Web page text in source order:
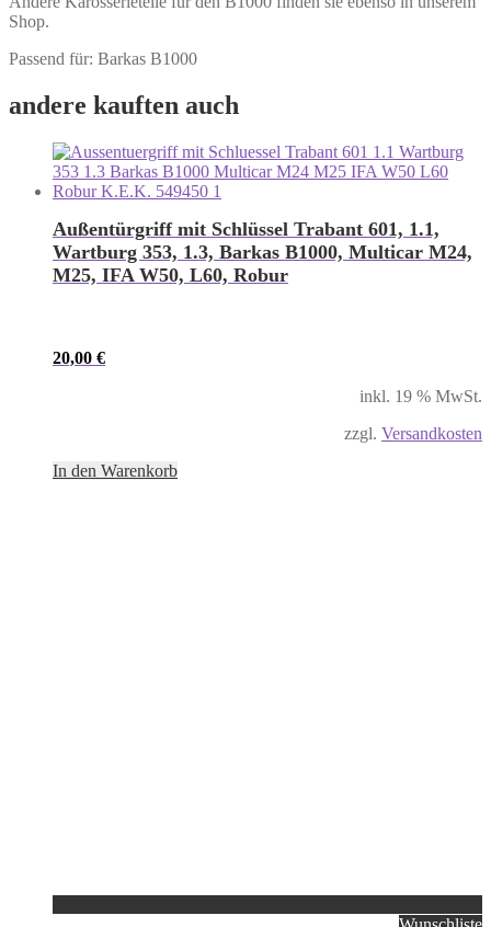
Shop.
Passend für: Barkas B1000
andere kauften auch
Außentürgriff mit Schlüssel Trabant 601, 1.1,
Wartburg 353, 1.3, Barkas B1000, Multicar M24,
M25, IFA W50, L60, Robur
20,00 €
inkl. 19 % MwSt.
zzgl. Versandkosten
In den Warenkorb